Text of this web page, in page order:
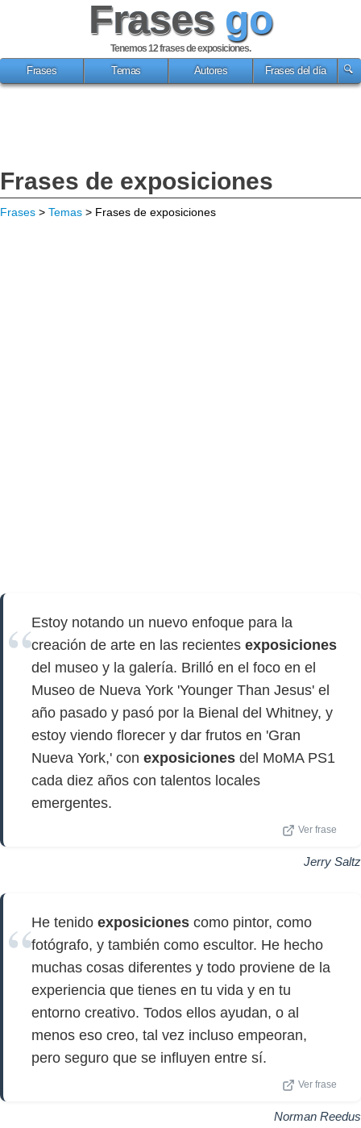
Frases go
Tenemos 12frases de exposiciones.
Frases
Temas Autores Frases del día
Frases de exposiciones
Frases > Temas > Frases de exposiciones
Estoy notando un nuevo enfoque para la
creación de arte en las recientes exposiciones
del museo y la galería. Brilló en el foco en el
Museo de Nueva York 'Younger Than Jesus' el
año pasado y pasó por la Bienal del Whitney, y
estoy viendo florecer y dar frutos en 'Gran
Nueva York,' con exposiciones del MoMA PS1
cada diez años con talentos locales
emergentes.
Ver frase
Jerry Saltz
He tenido exposiciones como pintor, como
fotógrafo, y también como escultor. He hecho
muchas cosas diferentes y todo proviene de la
experiencia que tienes en tu vida y en tu
entorno creativo. Todos ellos ayudan, o al
menos eso creo, tal vez incluso empeoran,
pero seguro que se influyen entre sí.
Ver frase
Norman Reedus